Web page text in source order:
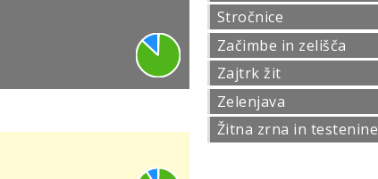
Stročnice
Začimbe in zelišča
Zajtrk žit
Zelenjava
Žitna zrna in testenine